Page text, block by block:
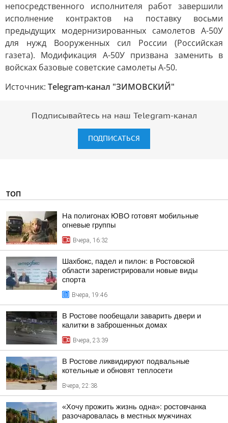
непосредственного исполнителя работ завершили
исполнение контрактов на поставку восьми
предыдущих модернизированных самолетов А-50У
для нужд Вооруженных сил России (Российская
газета). Модификация А-50У призвана заменить в
войсках базовые советские самолеты А-50.
Источник: Telegram-канал "ЗИМОВСКИЙ"
Подписывайтесь на наш Telegram-канал
ПОДПИСАТЬСЯ
ТОП
На полигонах ЮВО готовят мобильные
огневые группы
Вчера, 16:32
Шахбокс, падел и пилон: в Ростовской
области зарегистрировали новые виды
спорта
Вчера, 19:46
В Ростове пообещали заварить двери и
калитки в заброшенных домах
Вчера, 23:39
В Ростове ликвидируют подвальные
котельные и обновят теплосети
Вчера, 22:38
«Хочу прожить жизнь одна»: ростовчанка
разочаровалась в местных мужчинах